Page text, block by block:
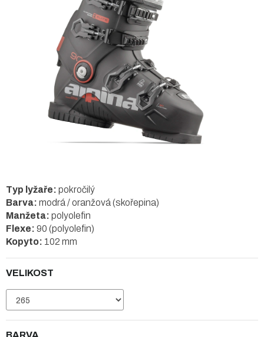
VELIKOST
BARVA
Typ lyžaře: pokročilý
Barva: modrá / oranžová (skořepina)
Manžeta: polyolefin
Flexe: 90 (polyolefin)
Kopyto: 102 mm